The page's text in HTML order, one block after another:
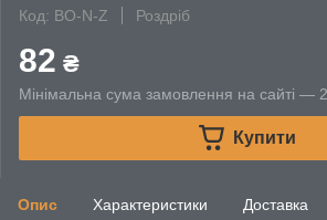
Код: BO-N-Z
Роздріб
82 ₴
Мінімальна сума замовлення на сайті —
Купити
Опис Характеристики Доставка